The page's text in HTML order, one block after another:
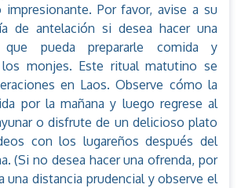
impresionante. Por favor, avise a su
de antelación si desea hacer una
pueda prepararle comida y
los monjes. Este ritual matutino se
en Laos. Observe cómo la
por la mañana y luego regrese al
o disfrute de un delicioso plato
con los lugareños después del
(Si no desea hacer una ofrenda, por
una distancia prudencial y observe el